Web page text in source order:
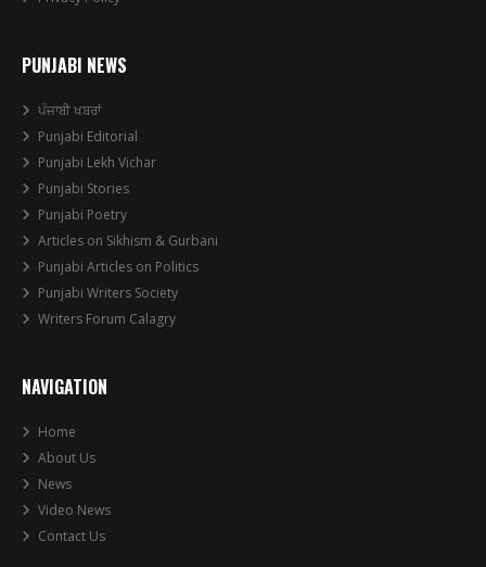
PUNJABI NEWS
ਪੰਜਾਬੀ ਖਬਰਾਂ
Punjabi Editorial
Punjabi Lekh Vichar
Punjabi Stories
Punjabi Poetry
Articles on Sikhism & Gurbani
Punjabi Articles on Politics
Punjabi Writers Society
Writers Forum Calagry
NAVIGATION
Home
About Us
News
Video News
Contact Us